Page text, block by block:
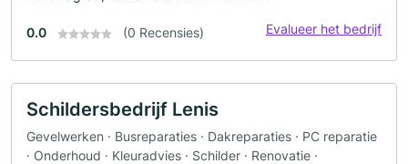
0.0 (0 Recensies) Evalueer het bedrijf
Schildersbedrijf Lenis
Gevelwerken · Busreparaties · Dakreparaties · PC reparatie
· Onderhoud · Kleuradvies · Schilder · Renovatie ·